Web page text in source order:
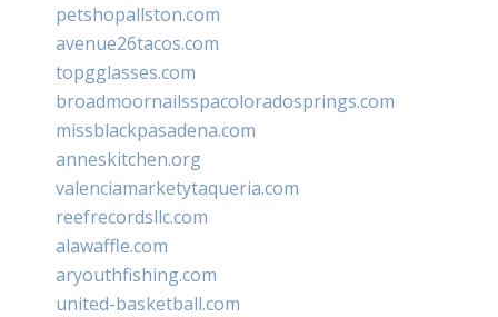
petshopallston.com
avenue26tacos.com
topgglasses.com
broadmoornailsspacoloradosprings.com
missblackpasadena.com
anneskitchen.org
valenciamarketytaqueria.com
reefrecordsllc.com
alawaffle.com
aryouthfishing.com
united-basketball.com